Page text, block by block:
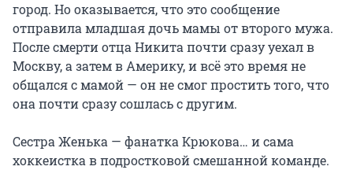
город. Но оказывается, что это сообщение
отправила младшая дочь мамы от второго мужа.
После смерти отца Никита почти сразу уехал в
Москву, а затем в Америку, и всё это время не
общался с мамой — он не смог простить того, что
она почти сразу сошлась с другим.
Сестра Женька — фанатка Крюкова… и сама
хоккеистка в подростковой смешанной команде.